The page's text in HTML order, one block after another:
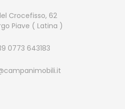
Crocefisso, 62
Piave ( Latina )
0773 643183